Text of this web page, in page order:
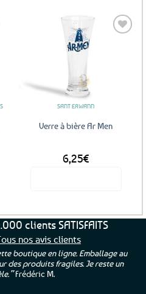
SANT ERWANN
Verre à bière Ar Men
6,25€
clients SATISFAITS
nos avis clients
boutique en ligne. Emballage au
des produits fragiles. Je reste un
Frédéric M.